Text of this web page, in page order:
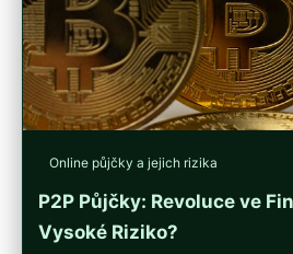
Online půjčky a jejich rizika
P2P Půjčky: Revoluce ve
Vysoké Riziko?